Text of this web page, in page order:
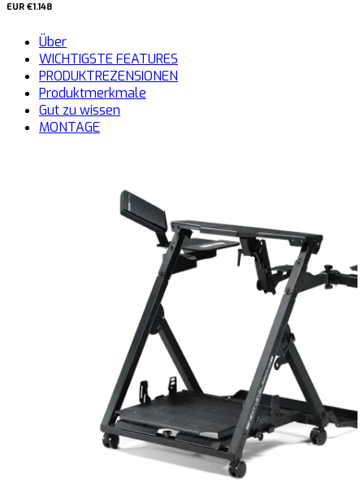
EUR €1.148
Über
WICHTIGSTE FEATURES
PRODUKTREZENSIONEN
Produktmerkmale
Gut zu wissen
MONTAGE